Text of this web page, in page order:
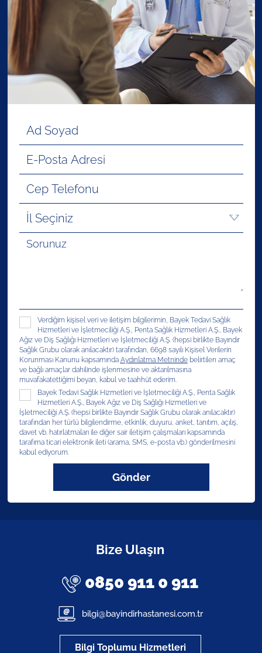
Verdiğim kişisel veri ve iletişim bilgilerimin, Bayek Tedavi Sağlık
Hizmetleri ve İşletmeciliği A.Ş., Penta Sağlık Hizmetleri A.Ş., Bayek
Ağız ve Diş Sağlığı Hizmetleri ve İşletmeciliği A.Ş. (hepsi birlikte Bayındır
Sağlık Grubu olarak anılacaktır) tarafından, 6698 sayılı Kişisel Verilerin
Korunması Kanunu kapsamında Aydınlatma Metnindebelirtilen amaç
ve bağlı amaçlar dahilinde işlenmesine ve aktarılmasına
muvafakatettiğimi beyan, kabul ve taahhüt ederim.
Bayek Tedavi Sağlık Hizmetleri ve İşletmeciliği A.Ş., Penta Sağlık
Hizmetleri A.Ş., Bayek Ağız ve Diş Sağlığı Hizmetleri ve
İşletmeciliği A.Ş. (hepsi birlikte Bayındır Sağlık Grubu olarak anılacaktır)
tarafından her türlü bilgilendirme, etkinlik, duyuru, anket, tanıtım, açılış,
davet vb. hatırlatmaları ile diğer sair iletişim çalışmaları kapsamında
tarafıma ticari elektronik ileti (arama, SMS, e-posta vb.) gönderilmesini
kabul ediyorum.
Gönder
Bize Ulaşın
0850 911 0 911
bilgi@bayindirhastanesi.com.tr
Bilgi Toplumu Hizmetleri